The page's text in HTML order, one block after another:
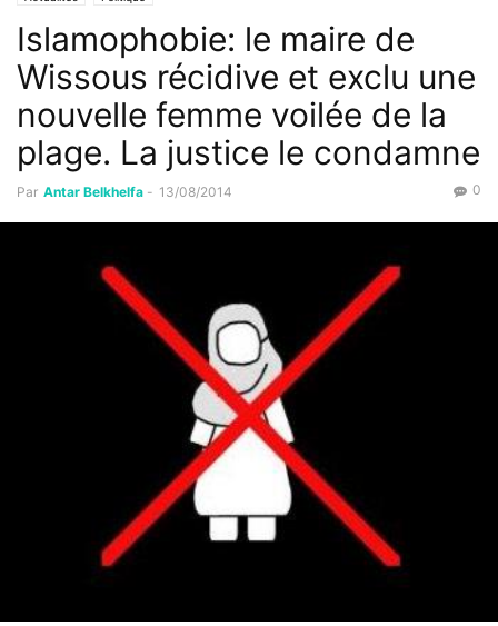
Islamophobie: le maire de
Wissous récidive et exclu une
nouvelle femme voilée de la
plage. La justice le condamne
Par Antar Belkhelfa - 13/08/2014 0